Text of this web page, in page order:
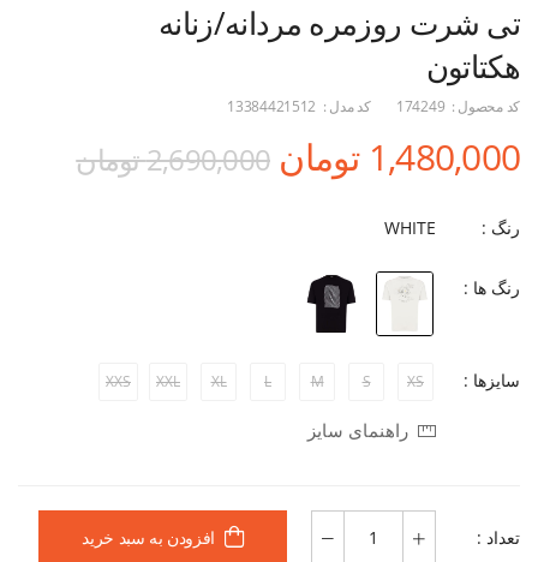
تی شرت روزمره مردانه/زنانه
هکتاتون
کد محصول : 174249 کد مدل : 13384421512
1,480,000 تومان 2,690,000 تومان
رنگ : WHITE
رنگ ها :
سایزها : XS
S
M
L
XL
XXL
XXS
راهنمای سایز
تعداد : افزودن به سبد خرید